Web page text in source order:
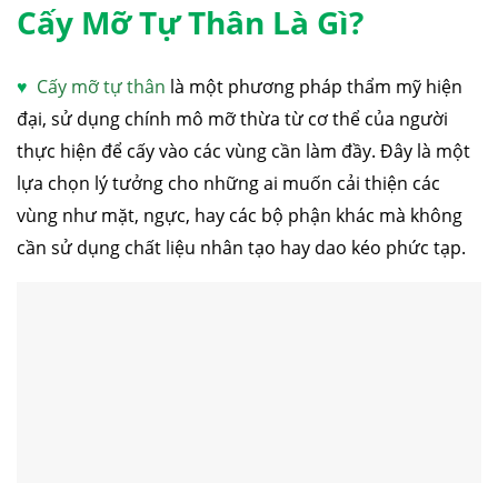
Cấy Mỡ Tự Thân Là Gì?
♥ Cấy mỡ tự thân là một phương pháp thẩm mỹ hiện
đại, sử dụng chính mô mỡ thừa từ cơ thể của người
thực hiện để cấy vào các vùng cần làm đầy. Đây là một
lựa chọn lý tưởng cho những ai muốn cải thiện các
vùng như mặt, ngực, hay các bộ phận khác mà không
cần sử dụng chất liệu nhân tạo hay dao kéo phức tạp.